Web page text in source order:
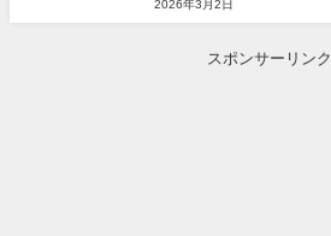
2026年3月2日
スポンサーリンク